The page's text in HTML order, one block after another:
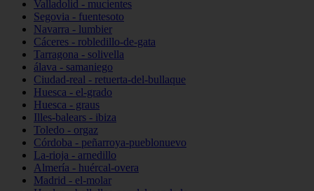
Valladolid - mucientes
Segovia - fuentesoto
Navarra - lumbier
Cáceres - robledillo-de-gata
Tarragona - solivella
álava - samaniego
Ciudad-real - retuerta-del-bullaque
Huesca - el-grado
Huesca - graus
Illes-balears - ibiza
Toledo - orgaz
Córdoba - peñarroya-pueblonuevo
La-rioja - arnedillo
Almería - huércal-overa
Madrid - el-molar